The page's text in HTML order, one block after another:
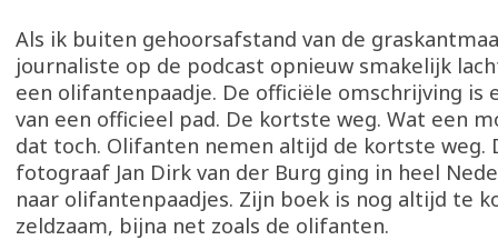
Als ik buiten gehoorsafstand van de
journaliste op de podcast opnieuw smakelijk
een olifantenpaadje. De officiële omschrijving is
van een officieel pad. De kortste weg. Wat een
dat toch. Olifanten nemen altijd de kortste weg.
fotograaf Jan Dirk van der Burg ging in heel
naar olifantenpaadjes. Zijn boek is nog altijd te
zeldzaam, bijna net zoals de olifanten.